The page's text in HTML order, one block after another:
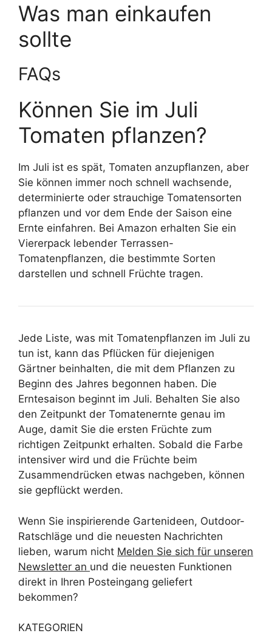
Was man einkaufen
sollte
FAQs
Können Sie im Juli
Tomaten pflanzen?
Im Juli ist es spät, Tomaten anzupflanzen, aber
Sie können immer noch schnell wachsende,
determinierte oder strauchige Tomatensorten
pflanzen und vor dem Ende der Saison eine
Ernte einfahren. Bei Amazon erhalten Sie ein
Viererpack lebender Terrassen-
Tomatenpflanzen, die bestimmte Sorten
darstellen und schnell Früchte tragen.
Jede Liste, was mit Tomatenpflanzen im Juli zu
tun ist, kann das Pflücken für diejenigen
Gärtner beinhalten, die mit dem Pflanzen zu
Beginn des Jahres begonnen haben. Die
Erntesaison beginnt im Juli. Behalten Sie also
den Zeitpunkt der Tomatenernte genau im
Auge, damit Sie die ersten Früchte zum
richtigen Zeitpunkt erhalten. Sobald die Farbe
intensiver wird und die Früchte beim
Zusammendrücken etwas nachgeben, können
sie gepflückt werden.
Wenn Sie inspirierende Gartenideen, Outdoor-
Ratschläge und die neuesten Nachrichten
lieben, warum nicht Melden Sie sich für unseren
Newsletter an und die neuesten Funktionen
direkt in Ihren Posteingang geliefert
bekommen?
KATEGORIEN